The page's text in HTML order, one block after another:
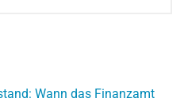
Wann das Finanzamt